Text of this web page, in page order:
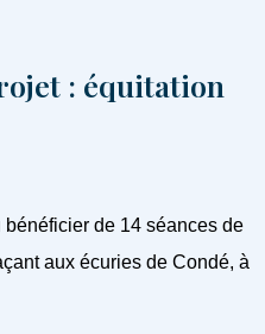
: équitation
de 14 séances de
aux écuries de Condé, à